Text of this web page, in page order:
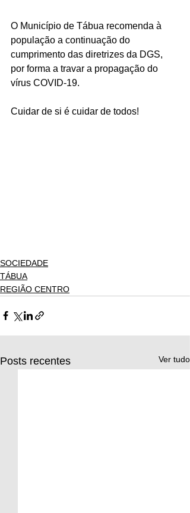
O Município de Tábua recomenda à
população a continuação do
cumprimento das diretrizes da DGS,
por forma a travar a propagação do
vírus COVID-19.
Cuidar de si é cuidar de todos!
SOCIEDADE
TÁBUA
REGIÃO CENTRO
Posts recentes Ver tudo